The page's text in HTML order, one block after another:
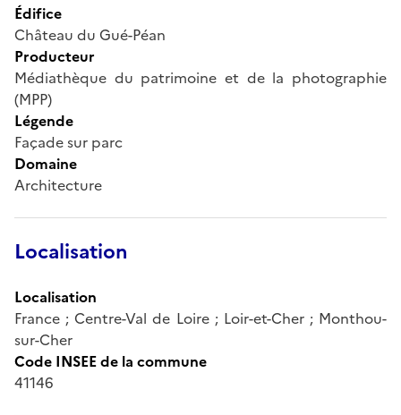
Édifice
Château du Gué-Péan
Producteur
Médiathèque du patrimoine et de la photographie
(MPP)
Légende
Façade sur parc
Domaine
Architecture
Localisation
Localisation
France ; Centre-Val de Loire ; Loir-et-Cher ; Monthou-
sur-Cher
Code INSEE de la commune
41146